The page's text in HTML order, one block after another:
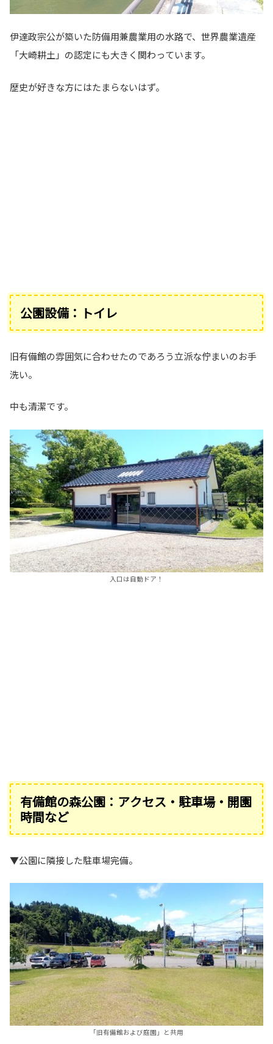
伊達政宗公が築いた防備用兼農業用の水路で、世界農業遺産
「大崎耕土」の認定にも大きく関わっています。
歴史が好きな方にはたまらないはず。
公園設備：トイレ
旧有備館の雰囲気に合わせたのであろう立派な佇まいのお手
洗い。
中も清潔です。
入口は自動ドア！
有備館の森公園：アクセス・駐車場・開園
時間など
▼公園に隣接した駐車場完備。
「旧有備館および庭園」と共用